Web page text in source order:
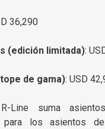
36,290
(edición limitada):
de gama): USD
Line suma
para los asientos